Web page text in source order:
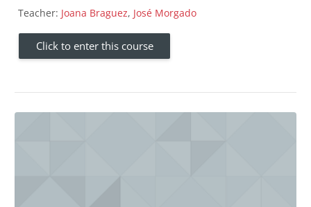
Teacher: Joana Braguez, José Morgado
Click to enter this course